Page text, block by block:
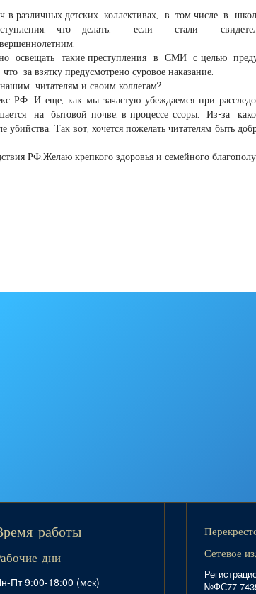
различных детских коллективах, в том числе в
что делать, если стали
освещать такие преступления в СМИ с целью
за взятку предусмотрено суровое наказание.
читателям и своим коллегам?
РФ. И еще, как мы зачастую убеждаемся при
на бытовой почве, в процессе ссоры. Из-за
Так вот, хочется пожелать читателям быть
РФ.Желаю крепкого здоровья и семейного
работы
дни
Пт 9:00-18:00 (мск)
Сетевое
№ФС77-